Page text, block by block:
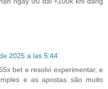
2025 a las 5:44
bet e resolvi experimentar, e
e as apostas são muito